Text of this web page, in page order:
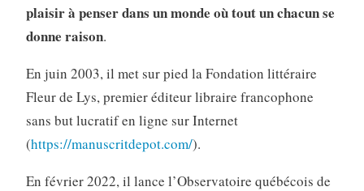
plaisir à penser dans un monde où tout un chacun se
donne raison.
En juin 2003, il met sur pied la Fondation littéraire
Fleur de Lys, premier éditeur libraire francophone
sans but lucratif en ligne sur Internet
(https://manuscritdepot.com/).
En février 2022, il lance l’Observatoire québécois de